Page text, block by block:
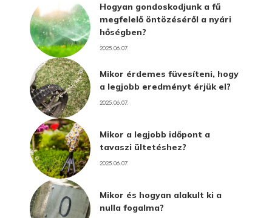
Hogyan gondoskodjunk a fű
megfelelő öntözéséről a nyári
hőségben?
2025.06.07.
Mikor érdemes füvesíteni, hogy
a legjobb eredményt érjük el?
2025.06.07.
Mikor a legjobb időpont a
tavaszi ültetéshez?
2025.06.07.
Mikor és hogyan alakult ki a
nulla fogalma?